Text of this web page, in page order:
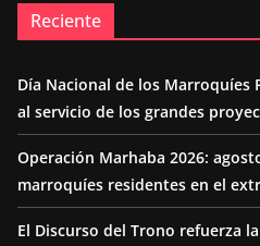
Reciente
Día Nacional de los Marroquíes
al servicio de los grandes
Operación Marhaba 2026:
marroquíes residentes en el
El Discurso del Trono refuerza